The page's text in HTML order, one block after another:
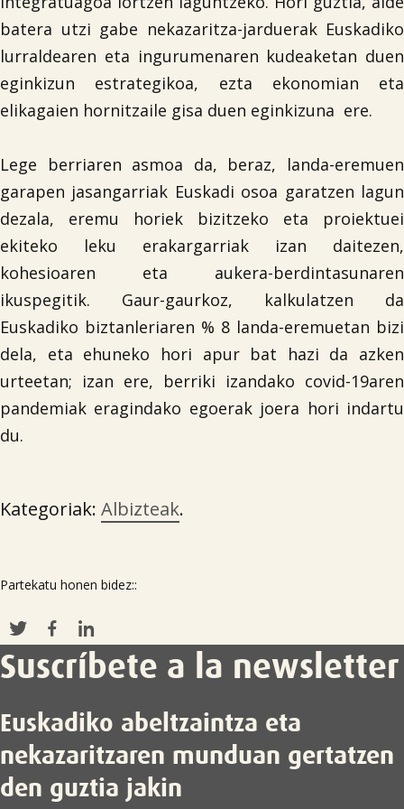

batera utzi gabe nekazaritza-jarduerak Euskadiko
lurraldearen eta ingurumenaren kudeaketan duen
eginkizun estrategikoa, ezta ekonomian eta
elikagaien hornitzaile gisa duen eginkizuna ere.
Lege berriaren asmoa da, beraz, landa-eremuen
garapen jasangarriak Euskadi osoa garatzen lagun
dezala, eremu horiek bizitzeko eta proiektuei
ekiteko leku erakargarriak izan daitezen,
kohesioaren eta aukera-berdintasunaren
ikuspegitik. Gaur-gaurkoz, kalkulatzen da
Euskadiko biztanleriaren % 8 landa-eremuetan bizi
dela, eta ehuneko hori apur bat hazi da azken
urteetan; izan ere, berriki izandako covid-19aren
pandemiak eragindako egoerak joera hori indartu
du.
Kategoriak: Albizteak.
Partekatu honen bidez::
Suscríbete a la newsletter
Euskadiko abeltzaintza eta
nekazaritzaren munduan gertatzen
den guztia jakin